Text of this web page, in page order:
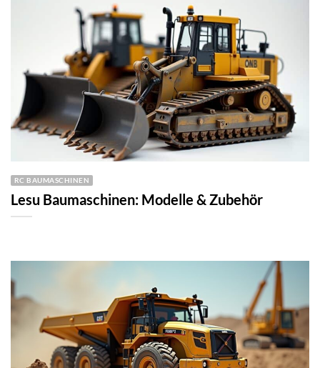
RC BAUMASCHINEN
Lesu Baumaschinen: Modelle & Zubehör